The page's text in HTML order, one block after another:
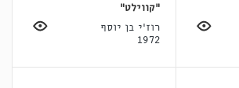
"קווילט"
רוז'י בן יוסף
1972